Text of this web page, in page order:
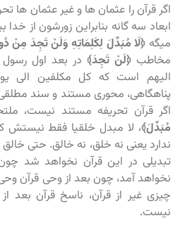
اگر قرآن را عثمان ها و غیر عثمان ها
ابعاد سه گانه بنابراین زورشون از خدا
میگه ﴿لَا مُبَدِّلَ لِكَلِمَاتِهِ وَلَنْ تَجِدَ مِنْ
مخاطب ﴿لَنْ تَجِدَ﴾ در بعد اول
الیهم است که کل مکلفین الی
پناهگاهی، محوری مستند و سند
اگر قرآن تحریفه مستند نیست،
مُبَدِّلَ﴾، لا مبدل خلقیا فقط نیستش
ندارد یعنی نه خلق، نه خالق. حتی
تبدیلی در این قرآن نخواهد شد
نخواهد آمد، چون بعد از وحی قرآن
چیزی غیر از قرآن، ناسخ قرآن بعد
نیست.